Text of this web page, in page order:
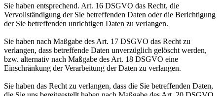
Sie haben entsprechend. Art. 16 DSGVO das Recht, die
Vervollständigung der Sie betreffenden Daten oder die Berichtigung
der Sie betreffenden unrichtigen Daten zu verlangen.
Sie haben nach Maßgabe des Art. 17 DSGVO das Recht zu
verlangen, dass betreffende Daten unverzüglich gelöscht werden,
bzw. alternativ nach Maßgabe des Art. 18 DSGVO eine
Einschränkung der Verarbeitung der Daten zu verlangen.
Sie haben das Recht zu verlangen, dass die Sie betreffenden Daten,